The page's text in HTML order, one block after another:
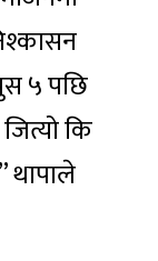
५ पछि
कि
थापाले